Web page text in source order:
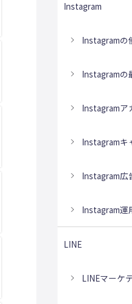
Instagram
Instagramの
Instagramの
Instagramア
Instagramキ
Instagram広
Instagram運
LINE
LINEマーケ